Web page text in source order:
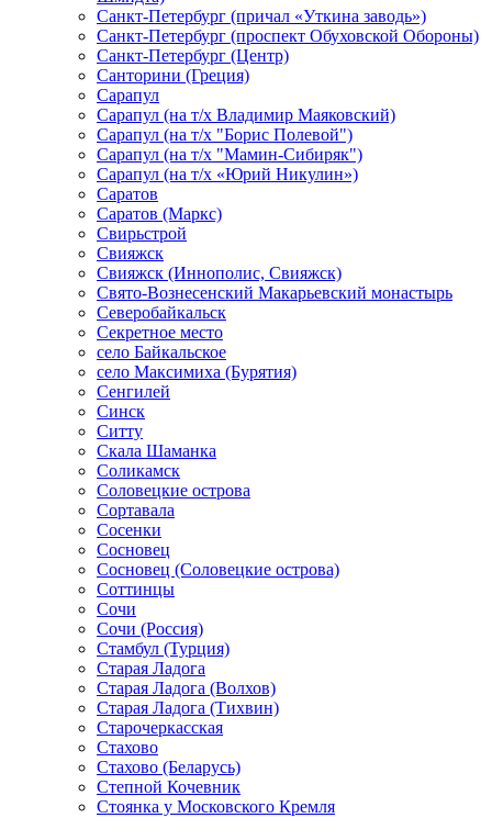
Санкт-Петербург (причал «Уткина заводь»)
Санкт-Петербург (проспект Обуховской Обороны)
Санкт-Петербург (Центр)
Санторини (Греция)
Сарапул
Сарапул (на т/х Владимир Маяковский)
Сарапул (на т/х "Борис Полевой")
Сарапул (на т/х "Мамин-Сибиряк")
Сарапул (на т/х «Юрий Никулин»)
Саратов
Саратов (Маркс)
Свирьстрой
Свияжск
Свияжск (Иннополис, Свияжск)
Свято-Вознесенский Макарьевский монастырь
Северобайкальск
Секретное место
село Байкальское
село Максимиха (Бурятия)
Сенгилей
Синск
Ситту
Скала Шаманка
Соликамск
Соловецкие острова
Сортавала
Сосенки
Сосновец
Сосновец (Соловецкие острова)
Соттинцы
Сочи
Сочи (Россия)
Стамбул (Турция)
Старая Ладога
Старая Ладога (Волхов)
Старая Ладога (Тихвин)
Старочеркасская
Стахово
Стахово (Беларусь)
Степной Кочевник
Стоянка у Московского Кремля